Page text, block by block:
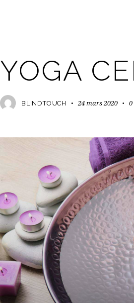
YOGA
BLINDTOUCH 24 mars 2020 0